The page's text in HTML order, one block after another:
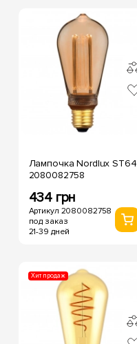
Лампочка Nordlux ST64
2080082758
434 грн
Артикул 2080082758
под заказ
21-39 дней
Хит продаж